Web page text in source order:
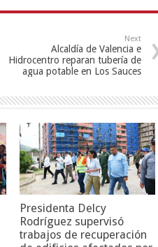
Next
Alcaldía de Valencia e
Hidrocentro reparan tubería de
agua potable en Los Sauces
Presidenta Delcy
Rodríguez supervisó
trabajos de recuperación